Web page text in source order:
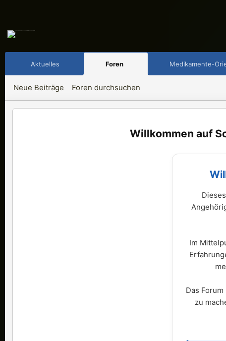
Aktuelles Foren Medikamente-
Neue Beiträge Foren durchsuchen
Im
Das
zu